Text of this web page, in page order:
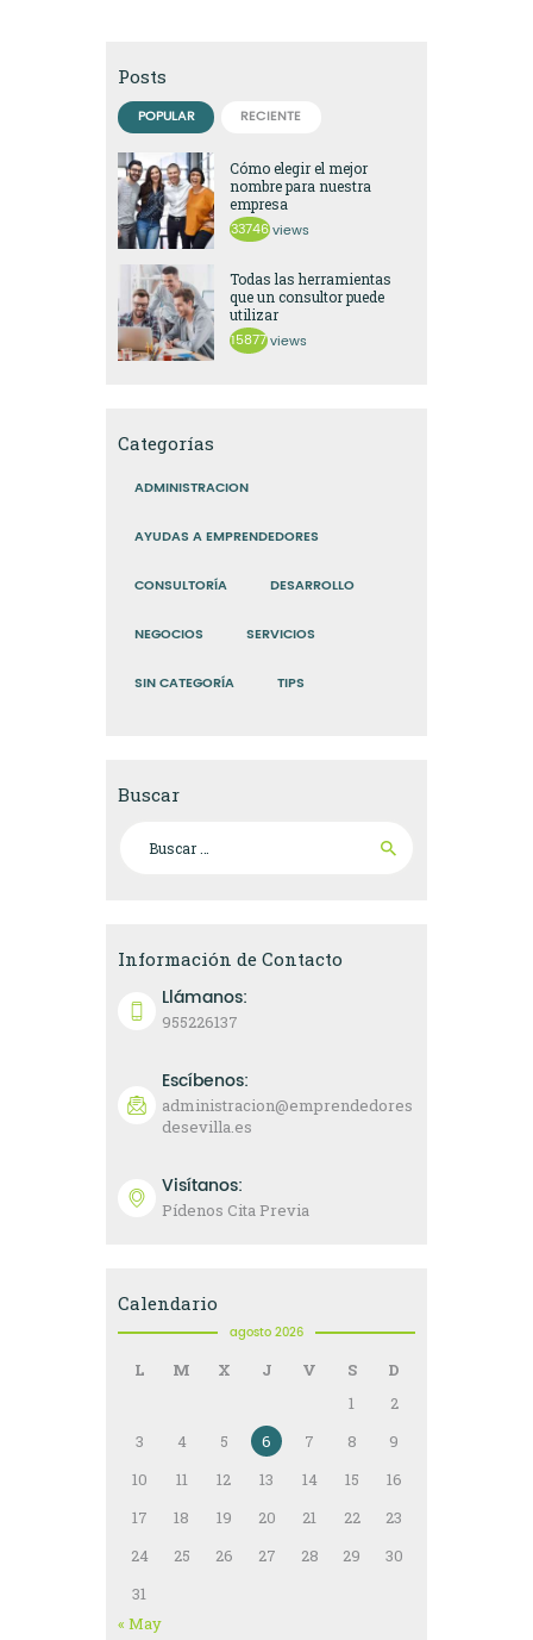
Posts
POPULAR RECIENTE
Cómo elegir el mejor
nombre para nuestra
empresa
33746 views
Todas las herramientas
que un consultor puede
utilizar
15877 views
Categorías
ADMINISTRACION
AYUDAS A EMPRENDEDORES
CONSULTORÍA DESARROLLO
NEGOCIOS SERVICIOS
SIN CATEGORÍA TIPS
Buscar
Información de Contacto
Llámanos:
955226137
Escíbenos:
administracion@emprendedores
desevilla.es
Visítanos:
Pídenos Cita Previa
Calendario
agosto 2026
L M X J V S
D
1
2
3
4 5 6 7 8
9
10
11 12 13 14 15
16
17
18 19 20 21 22
23
24
25 26 27 28 29
30
31
« May